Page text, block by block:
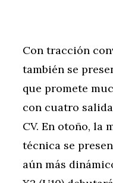
Con tracción
también se
que promete
con cuatro
CV. En otoño, la
técnica se
aún más